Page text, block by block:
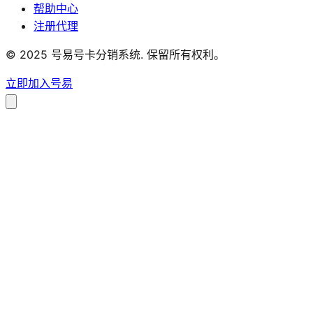
帮助中心
注册代理
© 2025 号易号卡分销系统. 保留所有权利。
立即加入号易